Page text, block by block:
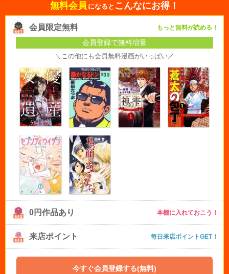
無料会員 になると こんなにお得！
会員限定無料 もっと無料が読める！
会員登録で無料増量
＼この他にも会員無料漫画がいっぱい／
0円作品あり 本棚に入れておこう！
来店ポイント 毎日来店ポイントGET！
今すぐ会員登録する(無料)